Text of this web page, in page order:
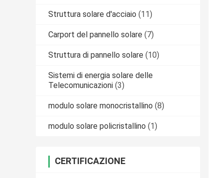
Struttura solare d'acciaio (11)
Carport del pannello solare (7)
Struttura di pannello solare (10)
Sistemi di energia solare delle
Telecomunicazioni (3)
modulo solare monocristallino (8)
modulo solare policristallino (1)
CERTIFICAZIONE